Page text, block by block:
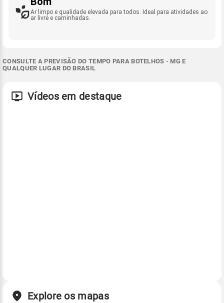
Ar limpo e qualidade elevada para todos. Ideal para atividades ao
ar livre e caminhadas.
CONSULTE A PREVISÃO DO TEMPO PARA BOTELHOS - MG E
QUALQUER LUGAR DO BRASIL
Vídeos em destaque
Explore os mapas